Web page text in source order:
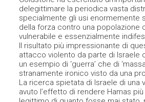
delegittimare la periodica vasta
specialmente gli usi enormemente
della forza contro una popolazione
vulnerabile e essenzialmente
Il risultato più impressionante di
attacco violento da parte di Israele
un esempio di ‘guerra’ che di
stranamente ironico visto da una
La ricerca spietata di Israele di una
avuto l’effetto di rendere Hamas